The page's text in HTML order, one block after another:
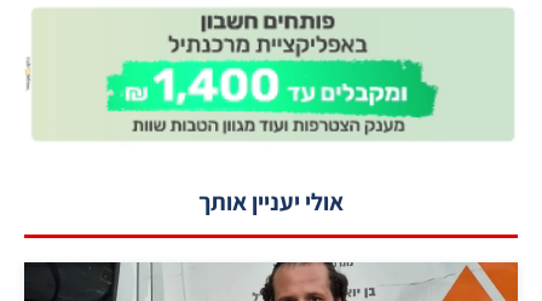
אולי יעניין אותך